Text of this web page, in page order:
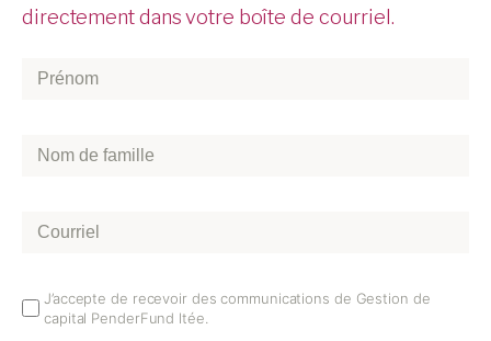
directement dans votre boîte de courriel.
Prénom*
Nom
Courriel*
Email
Opt
J’accepte de recevoir des communications de Gestion de
capital PenderFund ltée.